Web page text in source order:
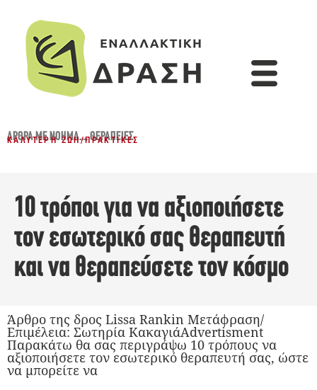
ΆΡΘΡΑ ΜΕ ΝΌΗΜΑ...,ΘΕΡΑΠΕΊΕΣ
ΚΑΛΎΤΕΡΗ ΖΩΉ/ΠΡΑΚΤΙΚΈΣ
10 τρόποι για να αξιοποιήσετε
τον εσωτερικό σας θεραπευτή
και να θεραπεύσετε τον κόσμο
Άρθρο της δρος Lissa Rankin Μετάφραση/
Επιμέλεια: Σωτηρία ΚακαγιάAdvertisment
Παρακάτω θα σας περιγράψω 10 τρόπους να
αξιοποιήσετε τον εσωτερικό θεραπευτή σας, ώστε
να μπορείτε να